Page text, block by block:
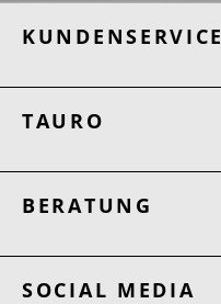
KUNDENSERVICE
TAURO
BERATUNG
SOCIAL MEDIA